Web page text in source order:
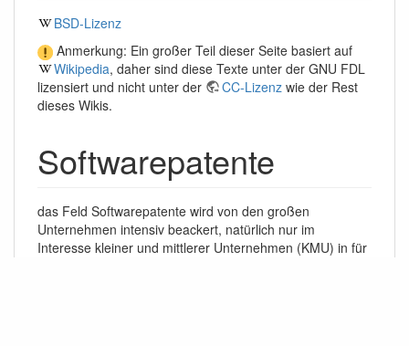
BSD-Lizenz
Anmerkung: Ein großer Teil dieser Seite basiert auf
Wikipedia, daher sind diese Texte unter der GNU FDL
lizensiert und nicht unter der
CC-Lizenz wie der Rest
dieses Wikis.
Softwarepatente
das Feld Softwarepatente wird von den großen
Unternehmen intensiv beackert, natürlich nur im
Interesse kleiner und mittlerer Unternehmen (KMU) in für